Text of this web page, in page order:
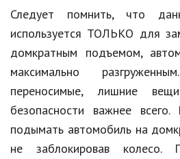
Обзоры
Рецепты
Красота и здоровье
Hi-Tech. Интернет
Авто, мото
Дом и сад
Следует помнить, что
используется ТОЛЬКО для
домкратным подъемом,
максимально
переносимые, лишние
безопасности важнее
подымать автомобиль на
не заблокировав колесо.